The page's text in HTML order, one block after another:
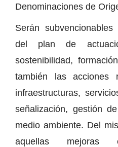
Denominaciones de
Serán
del plan de
sostenibilidad,
también las acciones
infraestructuras,
señalización, gestión
medio ambiente. Del
aquellas